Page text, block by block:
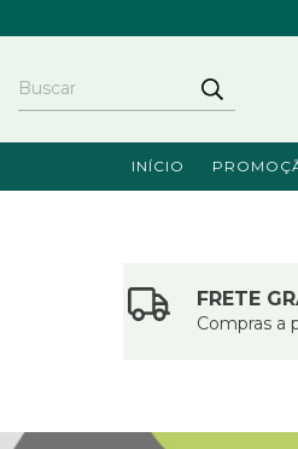
INÍCIO
FRETE
Compras a